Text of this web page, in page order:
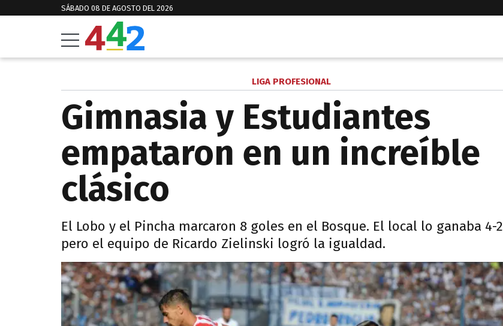
SÁBADO 08 DE AGOSTO DEL 2026
LIGA PROFESIONAL
Gimnasia y Estudiantes
empataron en un increíble
clásico
El Lobo y el Pincha marcaron 8 goles en el Bosque. El local lo ganaba 4-2
pero el equipo de Ricardo Zielinski logró la igualdad.